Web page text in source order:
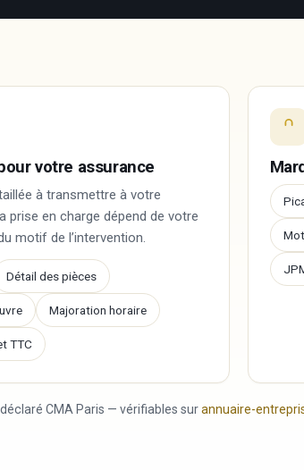
votre assurance
à transmettre à votre
prise en charge dépend de votre
motif de l’intervention.
Détail des pièces
Majoration horaire
TTC
déclaré CMA Paris — vérifiables surannuaire-